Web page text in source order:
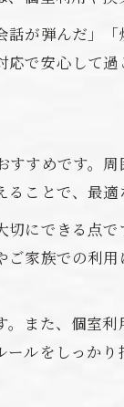
チで充実のデ
を高める焼肉
が弾んだ」
で安心して過
すめです。
ことで、最適
にできる点
家族での利
また、個室
ルをしっかり